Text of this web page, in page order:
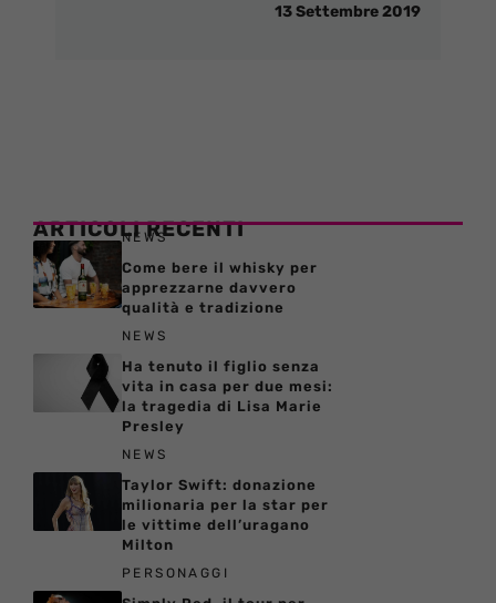
13 Settembre 2019
ARTICOLI RECENTI
NEWS
Come bere il whisky per
apprezzarne davvero
qualità e tradizione
NEWS
Ha tenuto il figlio senza
vita in casa per due mesi:
la tragedia di Lisa Marie
Presley
NEWS
Taylor Swift: donazione
milionaria per la star per
le vittime dell’uragano
Milton
PERSONAGGI